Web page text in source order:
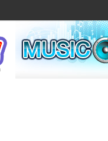
ข่าวด่วน
ละคร